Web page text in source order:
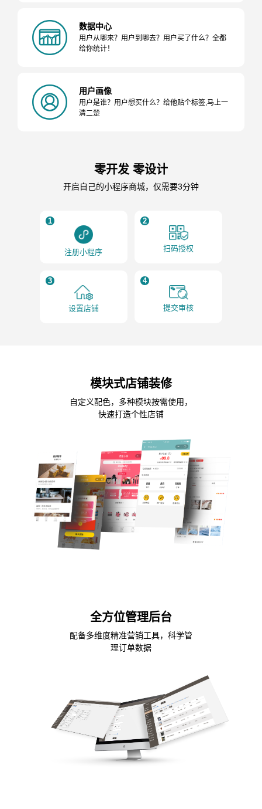
数据中心
用户从哪来？用户到哪去？用户买了什么？全都
给你统计！
用户画像
用户是谁？用户想买什么？给他贴个标签,马上一
清二楚
零开发 零设计
开启自己的小程序商城，仅需要3分钟
1
注册小程序
2
扫码授权
3
设置店铺
4
提交审核
模块式店铺装修
自定义配色，多种模块按需使用，
快速打造个性店铺
全方位管理后台
配备多维度精准营销工具，科学管
理订单数据